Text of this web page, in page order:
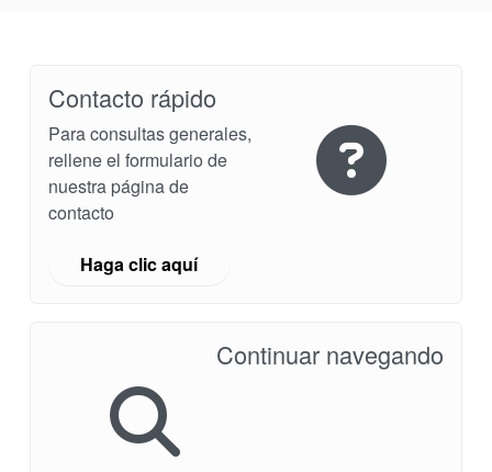
auxiliares de
sellado
de Cierres
Certificaciones y
estándares
Contacto
Contacto rápido
Para consultas generales,
rellene el formulario de
nuestra página de
contacto
Haga clic aquí
Continuar navegando